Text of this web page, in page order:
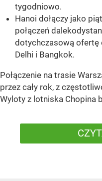
tygodniowo.
Hanoi dołączy jako
połączeń
dotychczasową ofertę
Delhi i Bangkok.
Połączenie na trasie
przez cały rok, z
Wyloty z lotniska Chopina